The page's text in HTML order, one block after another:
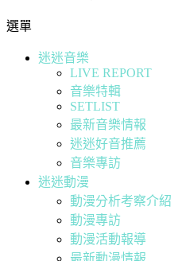
選單
迷迷音樂
LIVE REPORT
音樂特輯
SETLIST
最新音樂情報
迷迷好音推薦
音樂專訪
迷迷動漫
動漫分析考察介紹
動漫專訪
動漫活動報導
最新動漫情報